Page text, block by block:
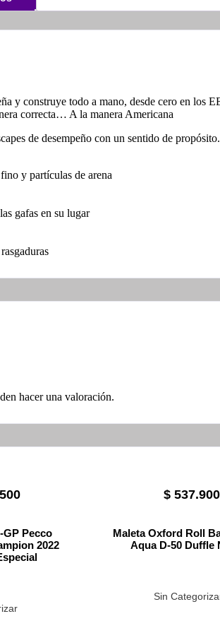
y construye todo a mano, desde cero en los
correcta… A la manera Americana
de desempeño con un sentido de
y partículas de arena
gafas en su lugar
hacer una valoración.
GP Pecco
2022
$ 537.900
Maleta Oxford Roll
Aqua D-50 Duffle
Sin